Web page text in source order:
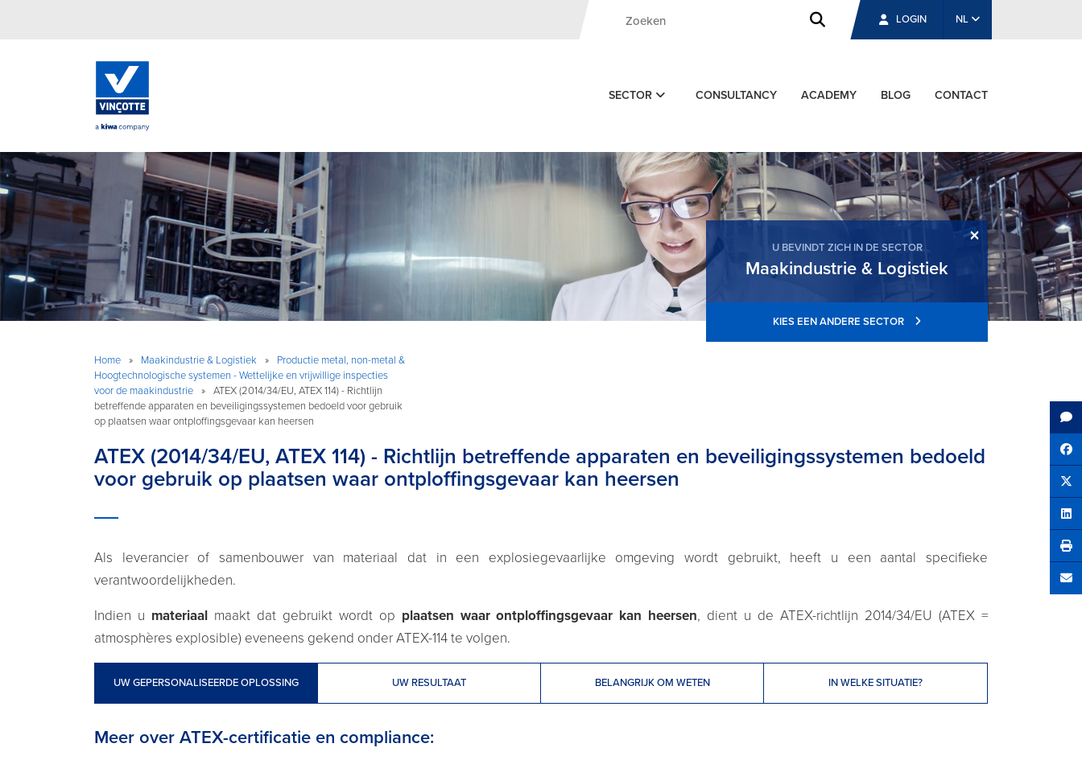
LOGIN NL
SECTOR CONSULTANCY ACADEMY BLOG CONTACT
×
U BEVINDT ZICH IN DE SECTOR
Maakindustrie & Logistiek
KIES EEN ANDERE SECTOR
Home » Maakindustrie & Logistiek »
Productie metal, non-metal &
Hoogtechnologische systemen - Wettelijke en vrijwillige inspecties
voor de maakindustrie
»
ATEX (2014/34/EU, ATEX 114) - Richtlijn
betreffende apparaten en beveiligingssystemen bedoeld voor gebruik
op plaatsen waar ontploffingsgevaar kan heersen
ATEX (2014/34/EU, ATEX 114) - Richtlijn betreffende apparaten en beveiligingssystemen bedoeld
voor gebruik op plaatsen waar ontploffingsgevaar kan heersen
Als leverancier of samenbouwer van materiaal dat in een explosiegevaarlijke omgeving wordt gebruikt, heeft u een aantal specifieke
verantwoordelijkheden.
Indien u materiaalmaakt dat gebruikt wordt op plaatsen waar ontploffingsgevaar kan heersen, dient u de ATEX-richtlijn 2014/34/EU (ATEX =
atmosphères explosible) eveneens gekend onder ATEX-114 te volgen.
UW GEPERSONALISEERDE OPLOSSING UW RESULTAAT BELANGRIJK OM WETEN IN WELKE SITUATIE?
Meer over ATEX-certificatie en compliance: